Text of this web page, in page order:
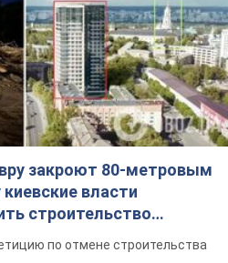
закроют 80-метровым
власти
строительство
верующего"
по отмене строительства